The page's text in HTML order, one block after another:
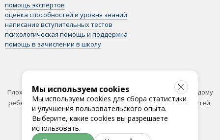
помощь экспертов
оценка способностей и уровня знаний
написание вступительных тестов
психологическая помощь и поддержка
помощь в зачислении в школу
Плохие и хорошие британские школы стоят одинаково. Каждому
ребенку нужна своя школа: исходя из интересов, потребностей,
целей.
Мы используем cookies
Мы используем cookies для сбора статистики
и улучшения пользовательского опыта.
Выберите, какие cookies вы разрешаете
использовать.